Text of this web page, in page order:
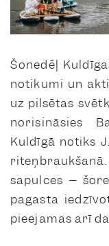
Šonedēļ
notikumi un
uz pilsētas
norisināsies
Kuldīgā notiks
sapulces –
pagasta
pieejamas arī